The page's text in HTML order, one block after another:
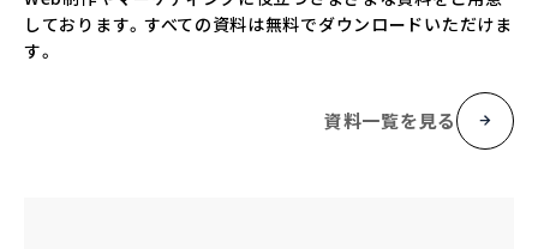
しております。すべての資料は無料でダウンロードいただけま
す。
資料一覧を見る